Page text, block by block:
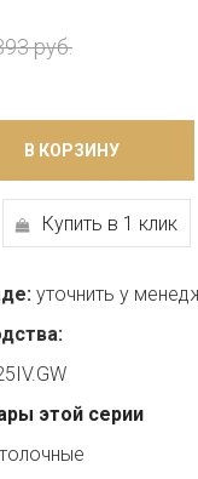
руб.
В КОРЗИНУ
Купить в 1 клик
уточнить у
этой серии